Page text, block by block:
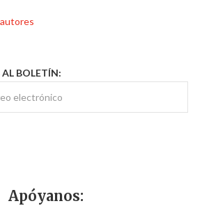
AL BOLETÍN:
Apóyanos: